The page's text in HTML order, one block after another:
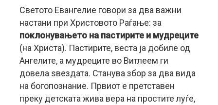
Светото Евангелие говори за два важни
настани при Христовото Раѓање: за
поклонувањето на пастирите и мудреците
(на Христа). Пастирите, веста ја добиле од
Ангелите, а мудреците во Витлеем ги
довела ѕвездата. Станува збор за два вида
на богопознание. Првиот е претставен
преку детската жива вера на простите луѓе,